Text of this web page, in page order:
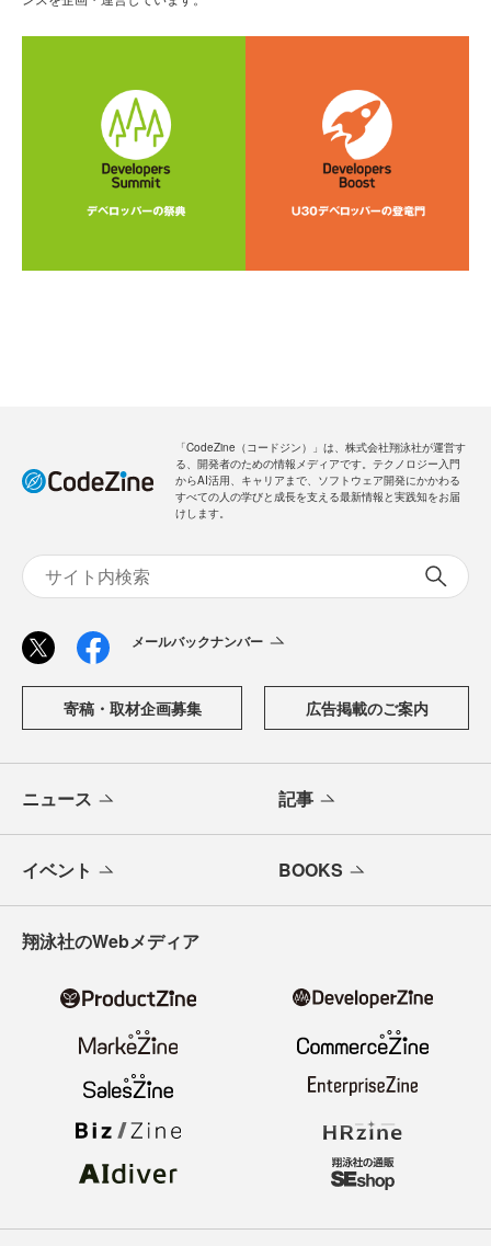
「CodeZine（コードジン）」は、株式会社翔泳社が運営す
る、開発者のための情報メディアです。テクノロジー入門
からAI活用、キャリアまで、ソフトウェア開発にかかわる
すべての人の学びと成長を支える最新情報と実践知をお届
けします。
メールバックナンバー
寄稿・取材企画募集 広告掲載のご案内
ニュース 記事
イベント BOOKS
翔泳社のWebメディア